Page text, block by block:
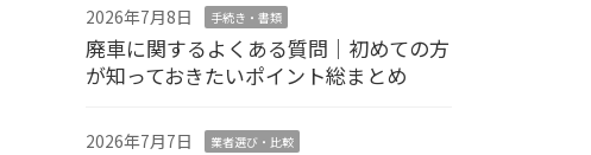
2026年7月8日 手続き・書類
廃車に関するよくある質問｜初めての方
が知っておきたいポイント総まとめ
2026年7月7日 業者選び・比較